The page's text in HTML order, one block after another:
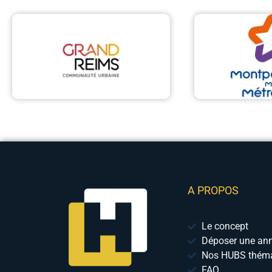
A PROPOS
Le concept
Déposer une
Nos HUBS